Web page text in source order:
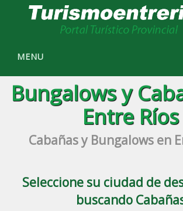
MENU
Bungalows y
Entre Ríos
Cabañas y Bungalows en
Seleccione su ciudad de
buscando